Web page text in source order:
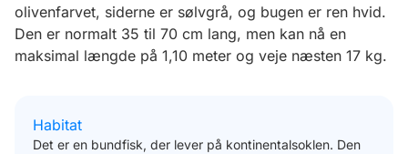
olivenfarvet, siderne er sølvgrå, og bugen er ren hvid.
Den er normalt 35 til 70 cm lang, men kan nå en
maksimal længde på 1,10 meter og veje næsten 17 kg.
Habitat
Det er en bundfisk, der lever på kontinentalsoklen. Den